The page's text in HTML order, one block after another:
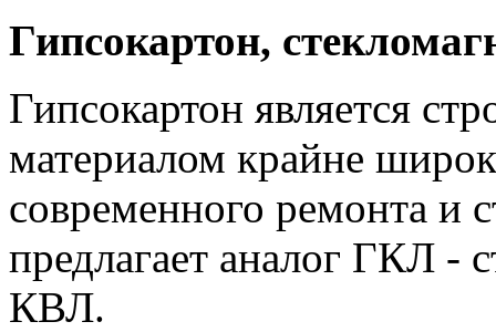
Гипсокартон,
Гипсокартон является
материалом крайне
современного ремонта и
предлагает аналог ГКЛ -
КВЛ.